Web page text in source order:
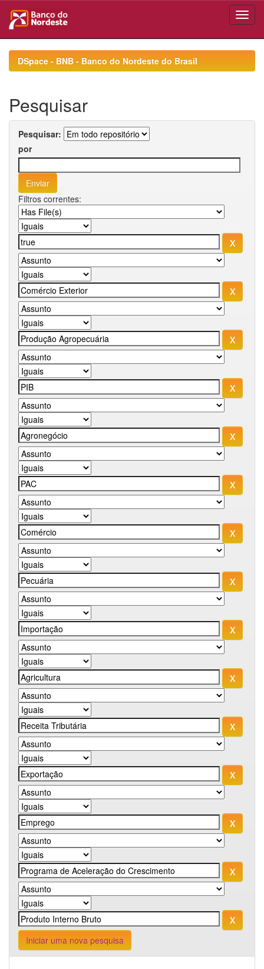
navigationDSpace - BNB - Banco do Nordeste do Brasil
Pesquisar
Pesquisar:
por
Filtros correntes:
Iniciar uma nova pesquisa